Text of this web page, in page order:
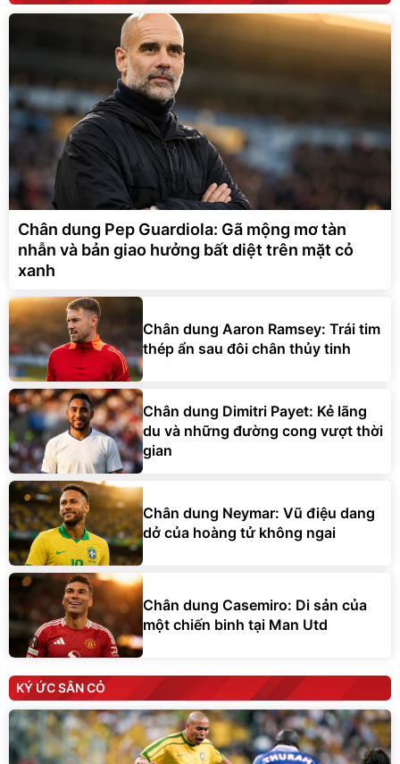
Chân dung Pep Guardiola: Gã mộng mơ tàn
nhẫn và bản giao hưởng bất diệt trên mặt cỏ
xanh
Chân dung Aaron Ramsey: Trái tim
thép ẩn sau đôi chân thủy tinh
Chân dung Dimitri Payet: Kẻ lãng
du và những đường cong vượt thời
gian
Chân dung Neymar: Vũ điệu dang
dở của hoàng tử không ngai
Chân dung Casemiro: Di sản của
một chiến binh tại Man Utd
KÝ ỨC SÂN CỎ